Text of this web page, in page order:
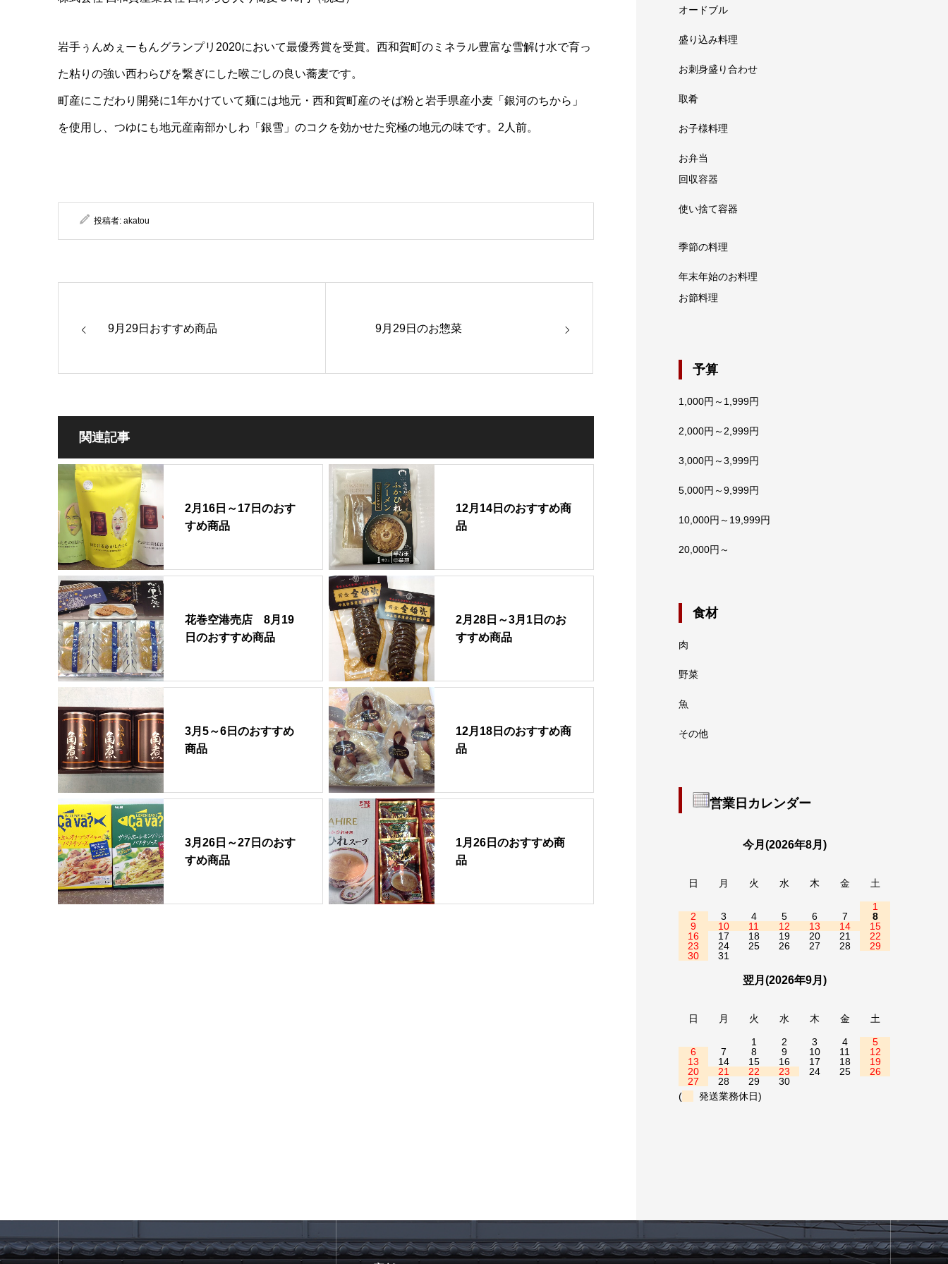
岩手ぅんめぇーもんグランプリ2020において最優秀賞を受賞。 西和賀町のミネラル豊富な雪解け水で育っ
た粘りの強い西わらびを繋ぎにした喉ごしの良い蕎麦です。
町産にこだわり開発に1年かけていて麺には地元・西和賀町産のそば粉と岩手県産小麦「銀河のちから」
を使用し、つゆにも地元産南部かしわ「銀雪」のコクを効かせた究極の地元の味です。2人前。
投稿者: akatou
9月29日おすすめ商品 9月29日のお惣菜
関連記事
2月16日～17日のおす
すめ商品
12月14日のおすすめ商
品
花巻空港売店 8月19
日のおすすめ商品
2月28日～3月1日のお
すすめ商品
3月5～6日のおすすめ
商品
12月18日のおすすめ商
品
3月26日～27日のおす
すめ商品
1月26日のおすすめ商
品
オードブル
盛り込み料理
お刺身盛り合わせ
取肴
お子様料理
お弁当
回収容器
使い捨て容器
季節の料理
年末年始のお料理
お節料理
予算
1,000円～1,999円
2,000円～2,999円
3,000円～3,999円
5,000円～9,999円
10,000円～19,999円
20,000円～
食材
肉
野菜
魚
その他
営業日カレンダー
今月(2026年8月)
日 月 火 水 木 金 土
1
2
3 4 5 6 7
8
9
10 11 12 13 14
15
16
17 18 19 20 21
22
23
24 25 26 27 28
29
30
31
翌月(2026年9月)
日 月 火 水 木 金 土
1 2 3 4
5
6
7 8 9 10 11
12
13
14 15 16 17 18
19
20
21 22 23 24 25
26
27
28 29
30
(
発送業務休日)